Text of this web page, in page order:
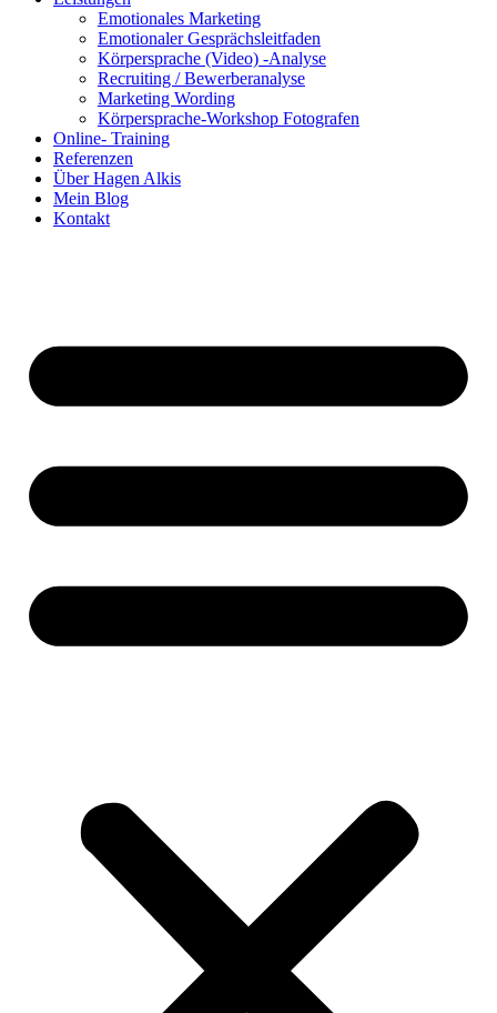
Emotionales Marketing
Emotionaler Gesprächsleitfaden
Körpersprache (Video) -Analyse
Recruiting / Bewerberanalyse
Marketing Wording
Körpersprache-Workshop Fotografen
Online- Training
Referenzen
Über Hagen Alkis
Mein Blog
Kontakt